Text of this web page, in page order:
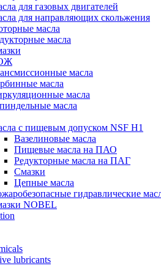
для газовых двигателей
для направляющих скольжения
масла
масла
масла
масла
масла
масла
с пищевым допуском NSF H1
Вазелиновые масла
Пищевые масла на ПАО
Редукторные масла на ПАГ
Смазки
Цепные масла
гидравлические
NOBEL
lubricants